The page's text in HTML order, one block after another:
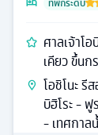
ศาลเจ้าโ
เคียว ขึ้นก
โอชิโนะ รี
บิฮิโระ -
- เทศกาล